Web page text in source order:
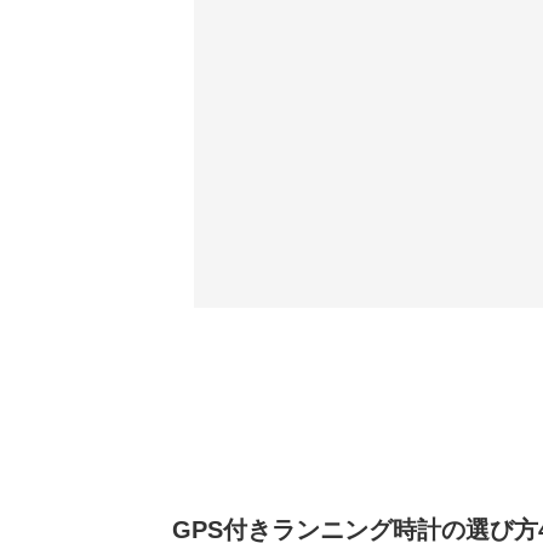
GPS付きランニング時計の選び方